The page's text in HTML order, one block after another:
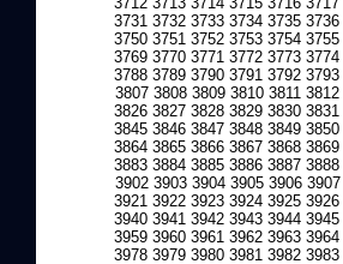
3731 3732 3733 3734 3735 3736
3750 3751 3752 3753 3754 3755
3769 3770 3771 3772 3773 3774
3788 3789 3790 3791 3792 3793
3807 3808 3809 3810 3811 3812
3826 3827 3828 3829 3830 3831
3845 3846 3847 3848 3849 3850
3864 3865 3866 3867 3868 3869
3883 3884 3885 3886 3887 3888
3902 3903 3904 3905 3906 3907
3921 3922 3923 3924 3925 3926
3940 3941 3942 3943 3944 3945
3959 3960 3961 3962 3963 3964
3978 3979 3980 3981 3982 3983